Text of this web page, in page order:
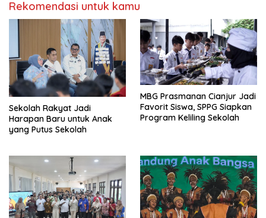
Rekomendasi untuk kamu
Sekolah Rakyat Jadi
Harapan Baru untuk Anak
yang Putus Sekolah
MBG Prasmanan Cianjur Jadi
Favorit Siswa, SPPG Siapkan
Program Keliling Sekolah